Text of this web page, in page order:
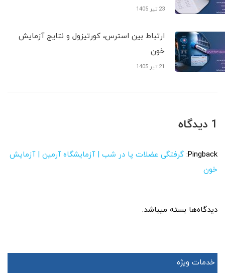
23 تیر 1405
ارتباط بین استرس، کورتیزول و نتایج آزمایش
خون
21 تیر 1405
1 دیدگاه
Pingback: گرفتگی عضلات پا در شب | آزمایشگاه آرمین | آزمایش
خون
دیدگاه‌ها بسته میباشد.
خدمات ویژه